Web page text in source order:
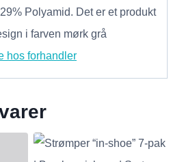
Polyamid. Det er et produkt
i farven mørk grå
hos forhandler